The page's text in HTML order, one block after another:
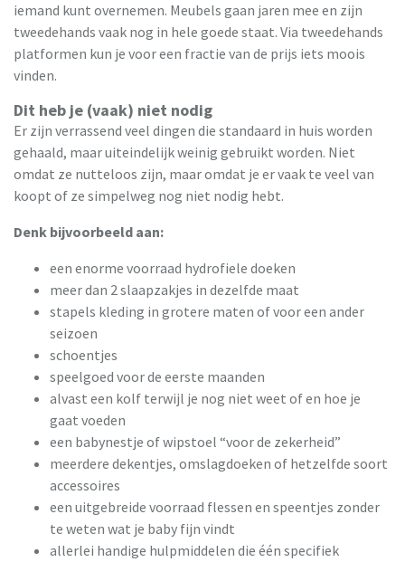
iemand kunt overnemen. Meubels gaan jaren mee en zijn
tweedehands vaak nog in hele goede staat. Via tweedehands
platformen kun je voor een fractie van de prijs iets moois
vinden.
Dit heb je (vaak) niet nodig
Er zijn verrassend veel dingen die standaard in huis worden
gehaald, maar uiteindelijk weinig gebruikt worden. Niet
omdat ze nutteloos zijn, maar omdat je er vaak te veel van
koopt of ze simpelweg nog niet nodig hebt.
Denk bijvoorbeeld aan:
een enorme voorraad hydrofiele doeken
meer dan 2 slaapzakjes in dezelfde maat
stapels kleding in grotere maten of voor een ander
seizoen
schoentjes
speelgoed voor de eerste maanden
alvast een kolf terwijl je nog niet weet of en hoe je
gaat voeden
een babynestje of wipstoel “voor de zekerheid”
meerdere dekentjes, omslagdoeken of hetzelfde soort
accessoires
een uitgebreide voorraad flessen en speentjes zonder
te weten wat je baby fijn vindt
allerlei handige hulpmiddelen die één specifiek